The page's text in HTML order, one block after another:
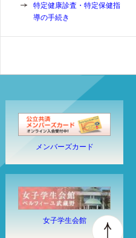
特定健康診査・特定保健指
導の手続き
メンバーズカード
女子学生会館